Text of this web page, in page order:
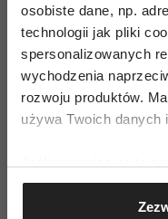
osobiste dane, np.
technologii jak pliki
spersonalizowanych
wychodzenia
rozwoju produktów.
używa Twoich danych
Gromadzić
geograficznej z